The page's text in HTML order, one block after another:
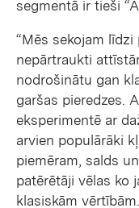
segmentā ir tieši
“Mēs sekojam
nepārtraukti
nodrošinātu gan
garšas pieredzes.
eksperimentē ar
arvien populārāki
piemēram, salds
patērētāji vēlas ko
klasiskām